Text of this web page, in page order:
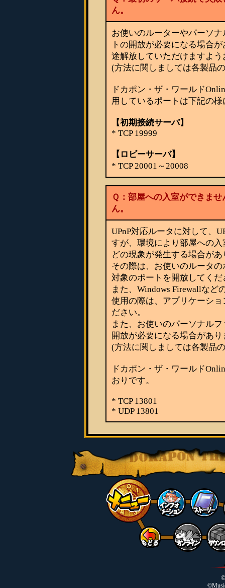
ん。
お使いのルーターやパーソ
トの開放が必要になる場合
途解放していただけますよ
(方法に関しましては各製品
ドカポン・ザ・ワールド
用しているポートは下記の
【初期接続サーバ】
* TCP 19999
【ロビーサーバ】
* TCP 20001～20008
Ｑ：部屋への入室ができま
ん。
UPnP対応ルータに対して、
すが、環境により部屋への
どの現象が発生する場合があ
その際は、お使いのルータ
対象のポートを開放してくだ
また、Windows Firewallなど
使用の際は、アプリケーシ
ださい。
また、お使いのパーソナル
開放が必要になる場合があり
(方法に関しましては各製品
ドカポン・ザ・ワールド
おりです。
* TCP 13801
* UDP 13801